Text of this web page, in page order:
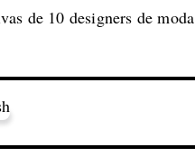
de 10 designers de